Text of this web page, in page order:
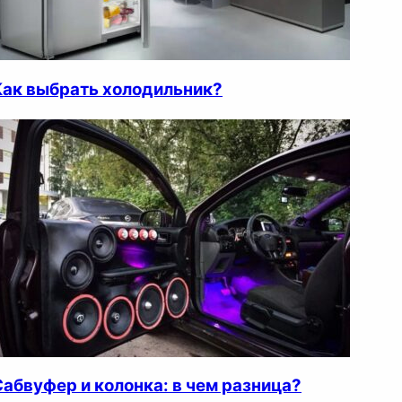
выбрать холодильник?
и колонка: в чем разница?